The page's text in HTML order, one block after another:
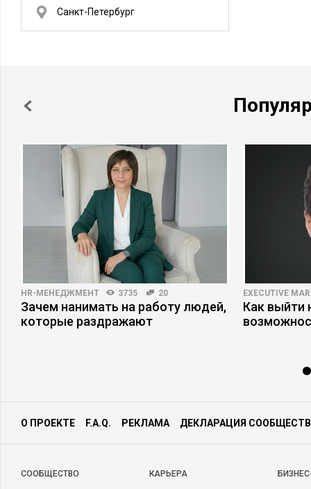
Санкт-Петербург
HR-МЕНЕДЖМЕНТ 3735 20
Зачем нанимать на работу людей,
которые раздражают
EXECUTIVE
Как выйти
О ПРОЕКТЕ F.A.Q. РЕКЛАМА ДЕКЛАРАЦИЯ
CООБЩЕСТВО КАРЬЕРА